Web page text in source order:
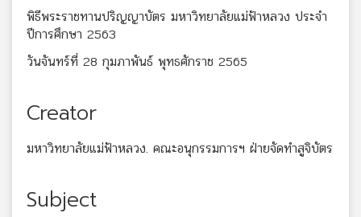
พิธีพระราชทานปริญญาบัตร มหาวิทยาลัยแม่ฟ้าหลวง ประจำ
ปีการศึกษา 2563
วันจันทร์ที่ 28 กุมภาพันธ์ พุทธศักราช 2565
Creator
มหาวิทยาลัยแม่ฟ้าหลวง. คณะอนุกรรมการฯ ฝ่ายจัดทำสูจิบัตร
Subject